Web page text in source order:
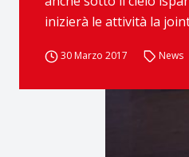
inizierà le attività la
30 Marzo 2017 News